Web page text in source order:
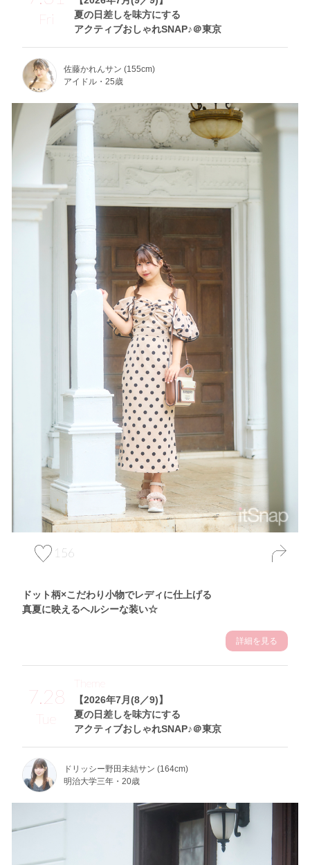
Fri
夏の日差しを味方にする
アクティブおしゃれSNAP♪＠東京
佐藤かれんサン (155cm)
アイドル・25歳
156
ドット柄×こだわり小物でレディに仕上げる
真夏に映えるヘルシーな装い☆
詳細を見る
7.28
Tue
【2026年7月(8／9)】
夏の日差しを味方にする
アクティブおしゃれSNAP♪＠東京
Theme
ドリッシー野田未結サン (164cm)
明治大学三年・20歳